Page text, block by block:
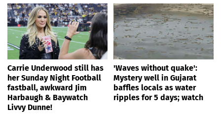
Carrie Underwood still has
her Sunday Night Football
fastball, awkward Jim
Harbaugh & Baywatch
Livvy Dunne!
'Waves without quake':
Mystery well in Gujarat
baffles locals as water
ripples for 5 days; watch